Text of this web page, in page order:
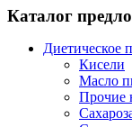
Каталог
Диетическое
Кисели
Масло
Прочие